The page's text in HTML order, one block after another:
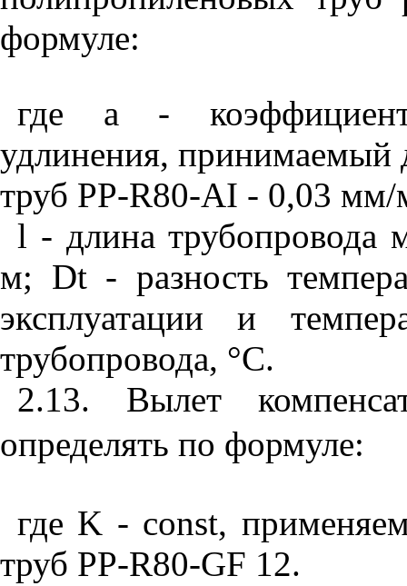
формуле:
где a - коэффициент
удлинения, принимаемый
труб PP-R80-AI - 0,03
l - длина
м; Dt- разность
эксплуатации и
трубопровода, °С.
2.13. Вылет
определять по формуле:
где K - const,
труб РР-R80-GF 12.